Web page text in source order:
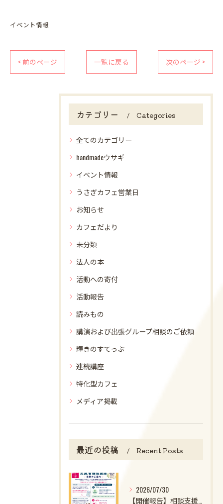
イベント情報
< 前のページ 一覧に戻る 次のページ >
カテゴリー Categories
全てのカテゴリー
handmadeウサギ
イベント情報
うさぎカフェ営業日
お知らせ
カフェだより
未分類
法人の本
活動への寄付
活動報告
読みもの
講演および出張グループ相談のご依頼
輝きのすてっぷ
連続講座
特化型カフェ
メディア掲載
最近の投稿 Recent Posts
2026/07/30
【開催報告】相談支援ファイル実施者養成講座第1クール第1回目を開催しました！